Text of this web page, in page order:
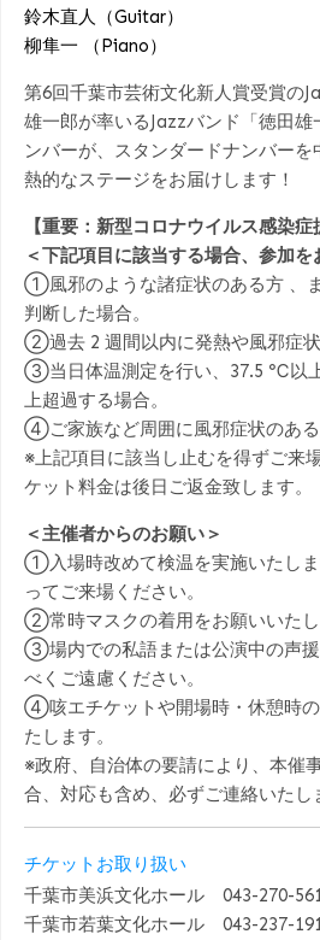
鈴木直人（Guitar）
柳隼一 （Piano）
第6回千葉市芸術文化新人賞受賞の
雄一郎が率いるJazzバンド「徳田雄
ンバーが、スタンダードナンバー
熱的なステージをお届けします！
【重要：新型コロナウイルス感染症
＜下記項目に該当する場合、参加を
①風邪のような諸症状のある方 、
判断した場合。
②過去 2 週間以内に発熱や風邪症状
③当日体温測定を行い、37.5 ℃以
上超過する場合。
④ご家族など周囲に風邪症状のある
※上記項目に該当し止むを得ずご来
ケット料金は後日ご返金致します。
＜主催者からのお願い＞
①入場時改めて検温を実施いたし
ってご来場ください。
②常時マスクの着用をお願いいたし
③場内での私語または公演中の声
べくご遠慮ください。
④咳エチケットや開場時・休憩時
たします。
※政府、自治体の要請により、本催
合、対応も含め、必ずご連絡いたし
チケットお取り扱い
千葉市美浜文化ホール 043-270-
千葉市若葉文化ホール 043-237-